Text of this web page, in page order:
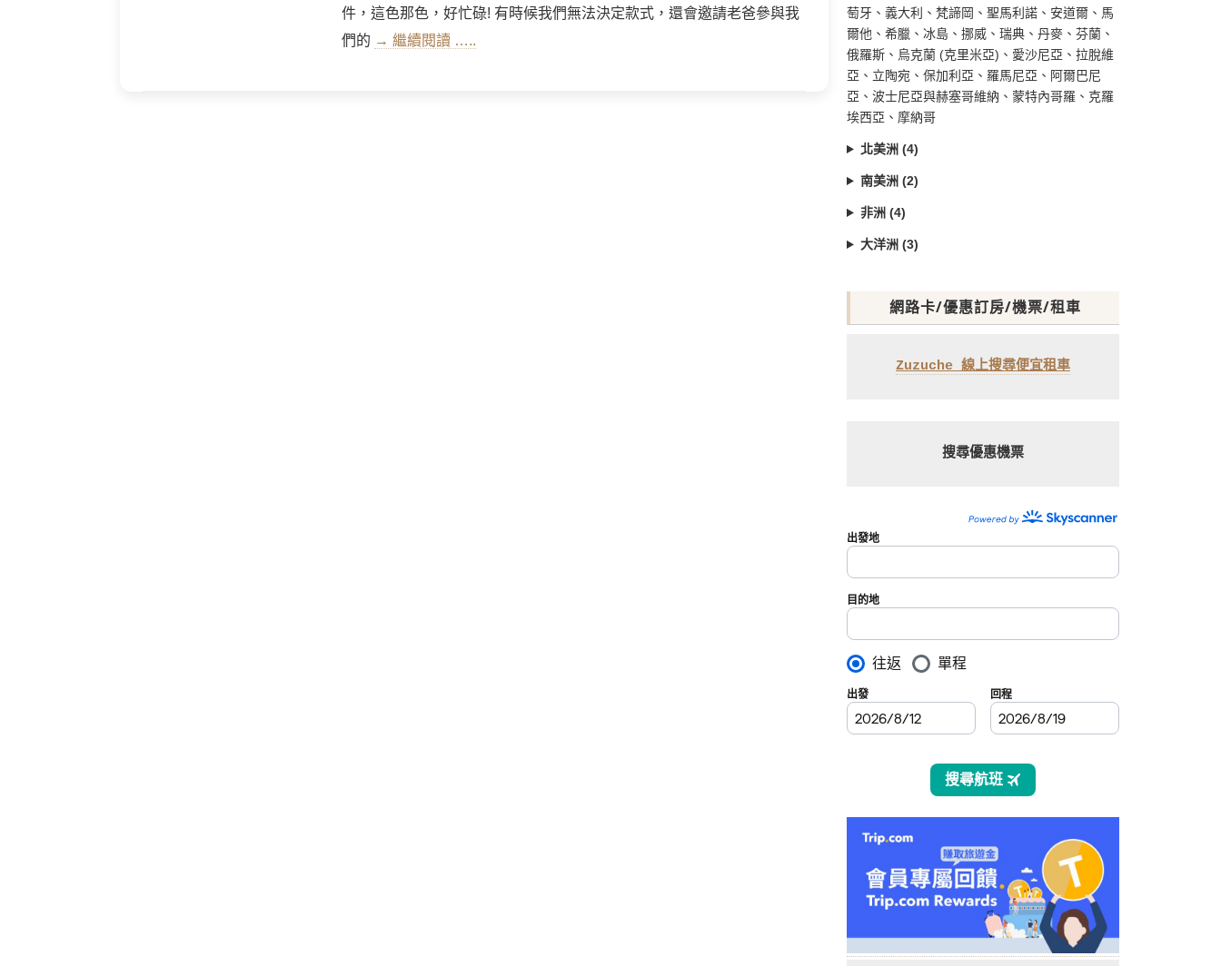
件，這色那色，好忙碌! 有時候我們無法決定款式，還會邀請老爸參與我
們的 → 繼續閱讀 …..
萄牙、義大利、梵諦岡、聖馬利諾、安道爾、馬
爾他、希臘、冰島、挪威、瑞典、丹麥、芬蘭、
俄羅斯、烏克蘭 (克里米亞)、愛沙尼亞、拉脫維
亞、立陶宛、保加利亞、羅馬尼亞、阿爾巴尼
亞、波士尼亞與赫塞哥維納、蒙特內哥羅、克羅
埃西亞、摩納哥
北美洲 (4)
南美洲 (2)
非洲 (4)
大洋洲 (3)
網路卡/優惠訂房/機票/租車
Zuzuche 線上搜尋便宜租車
搜尋優惠機票